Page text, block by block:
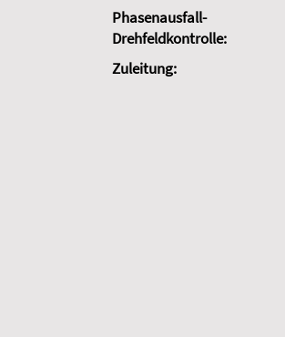
Phasenausfall-
Drehfeldkontrolle:
Zuleitung: